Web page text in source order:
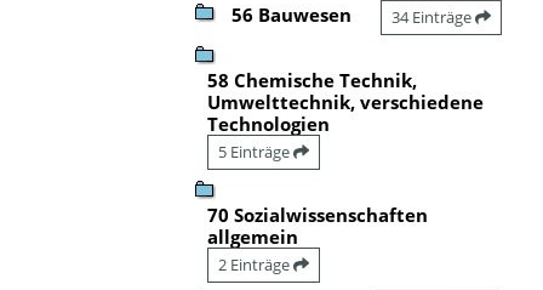
56 Bauwesen 34 Einträge
58 Chemische Technik,
Umwelttechnik, verschiedene
Technologien
5 Einträge
70 Sozialwissenschaften
allgemein
2 Einträge